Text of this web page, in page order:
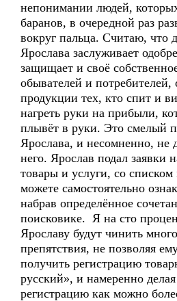
непонимании людей,
баранов, в очередной раз
вокруг пальца. Считаю, что
Ярослава заслуживает
защищает и своё
обывателей и потребителей,
продукции тех, кто спит и
нагреть руки на прибыли,
плывёт в руки. Это смелый
Ярослава, и несомненно, не
него. Ярослав подал заявки
товары и услуги, со
можете самостоятельно
набрав определённое
поисковике. Я на сто
Ярославу будут чинить
препятствия, не позволяя
получить регистрацию
русский», и намеренно
регистрацию как можно